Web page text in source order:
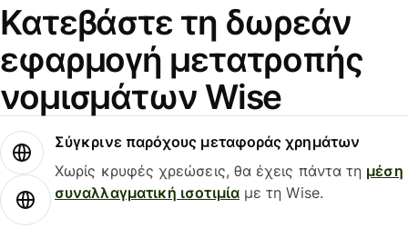
Κατεβάστε τη δωρεάν
εφαρμογή μετατροπής
νομισμάτων Wise
Σύγκρινε παρόχους μεταφοράς χρημάτων
Χωρίς κρυφές χρεώσεις, θα έχεις πάντα τη μέση
συναλλαγματική ισοτιμίαμε τη Wise.